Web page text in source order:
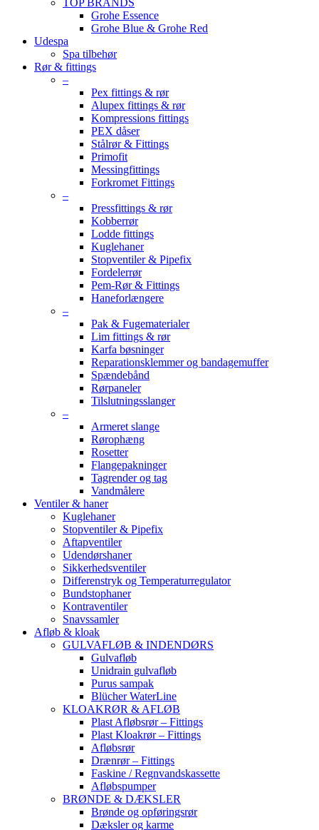
TOP BRANDS
Grohe Essence
Grohe Blue & Grohe Red
Udespa
Spa tilbehør
Rør & fittings
–
Pex fittings & rør
Alupex fittings & rør
Kompressions fittings
PEX dåser
Stålrør & Fittings
Primofit
Messingfittings
Forkromet Fittings
–
Pressfittings & rør
Kobberrør
Lodde fittings
Kuglehaner
Stopventiler & Pipefix
Fordelerrør
Pem-Rør & Fittings
Haneforlængere
–
Pak & Fugematerialer
Lim fittings & rør
Karfa bøsninger
Reparationsklemmer og bandagemuffer
Spændebånd
Rørpaneler
Tilslutningsslanger
–
Armeret slange
Rørophæng
Rosetter
Flangepakninger
Tagrender og tag
Vandmålere
Ventiler & haner
Kuglehaner
Stopventiler & Pipefix
Aftapventiler
Udendørshaner
Sikkerhedsventiler
Differenstryk og Temperaturregulator
Bundstophaner
Kontraventiler
Snavssamler
Afløb & kloak
GULVAFLØB & INDENDØRS
Gulvafløb
Unidrain gulvafløb
Purus sampak
Blücher WaterLine
KLOAKRØR & AFLØB
Plast Afløbsrør – Fittings
Plast Kloakrør – Fittings
Afløbsrør
Drænrør – Fittings
Faskine / Regnvandskassette
Afløbspumper
BRØNDE & DÆKSLER
Brønde og opføringsrør
Dæksler og karme